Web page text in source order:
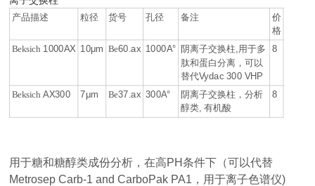
产品描述 粒径 货号 孔径 备注 价
格
Beksich 1000AX 10μm Be60.ax 1000A° 阴离子交换柱,用于多
肽和蛋白分离 ，可以
替代Vydac 300 VHP
8
Beksich AX300 7μm Be37.ax 300A°
阴离子交换柱，分析
醇类,有机酸
8
用于糖和糖醇类成份分析 ，在高PH条件下（可以代替
Metrosep Carb-1 and CarboPak PA1 ， 用于离子色谱仪)